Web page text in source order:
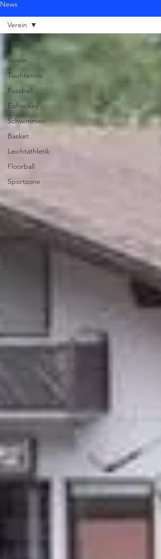
News
Alle
Verein
Tischtennis
Fussball
Eishockey
Schwimmen
Basket
Leichtathletik
Floorball
Sportzone
Verein